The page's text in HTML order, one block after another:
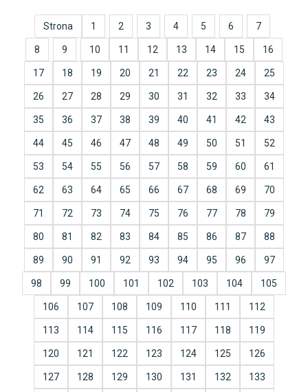
Strona 1 2 3 4 5 6 7
8 9 10 11 12 13 14 15 16
17 18 19 20 21 22 23 24 25
26 27 28 29 30 31 32 33 34
35 36 37 38 39 40 41 42 43
44 45 46 47 48 49 50 51 52
53 54 55 56 57 58 59 60 61
62 63 64 65 66 67 68 69 70
71 72 73 74 75 76 77 78 79
80 81 82 83 84 85 86 87 88
89 90 91 92 93 94 95 96 97
98 99 100 101 102 103 104 105
106 107 108 109 110 111 112
113 114 115 116 117 118 119
120 121 122 123 124 125 126
127 128 129 130 131 132 133